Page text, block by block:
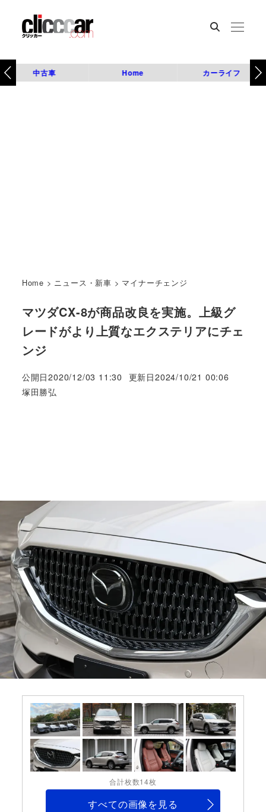
中古車 Home カーライフ
Home > ニュース・新車 > マイナーチェンジ
マツダCX-8が商品改良を実施。上級グ
レードがより上質なエクステリアにチェ
ンジ
公開日2020/12/03 11:30 更新日2024/10/21 00:06
著
塚田勝弘
合計枚数14枚
すべての画像を見る